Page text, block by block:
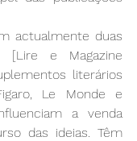
actualmente duas
[Lire e Magazine
literários
Le Monde e
a venda
das ideias. Têm